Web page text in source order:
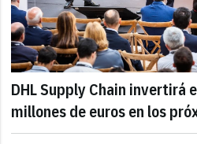
DHL Supply Chain invertirá
millones de euros en los